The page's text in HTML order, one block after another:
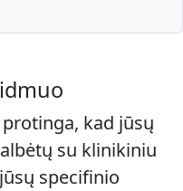
kad jūsų
su klinikiniu
specifinio